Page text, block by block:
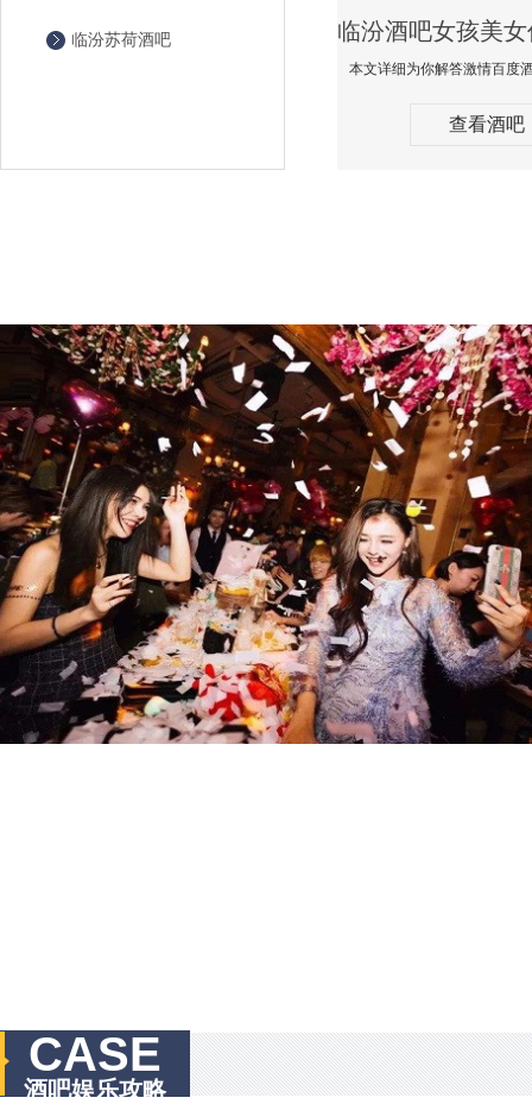
临汾苏荷酒吧
查看酒吧
CASE
酒吧娱乐攻略